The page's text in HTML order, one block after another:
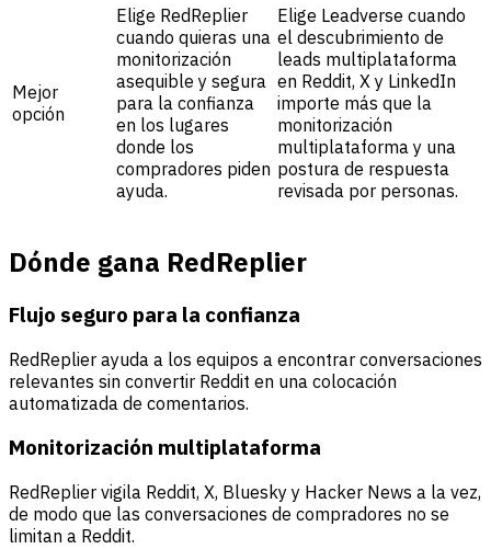
Mejor
opción
Elige RedReplier
cuando quieras una
monitorización
asequible y segura
para la confianza
en los lugares
donde los
compradores piden
ayuda.
Elige Leadverse cuando
el descubrimiento de
leads multiplataforma
en Reddit, X y LinkedIn
importe más que la
monitorización
multiplataforma y una
postura de respuesta
revisada por personas.
Dónde gana RedReplier
Flujo seguro para la confianza
RedReplier ayuda a los equipos a encontrar conversaciones
relevantes sin convertir Reddit en una colocación
automatizada de comentarios.
Monitorización multiplataforma
RedReplier vigila Reddit, X, Bluesky y Hacker News a la vez,
de modo que las conversaciones de compradores no se
limitan a Reddit.